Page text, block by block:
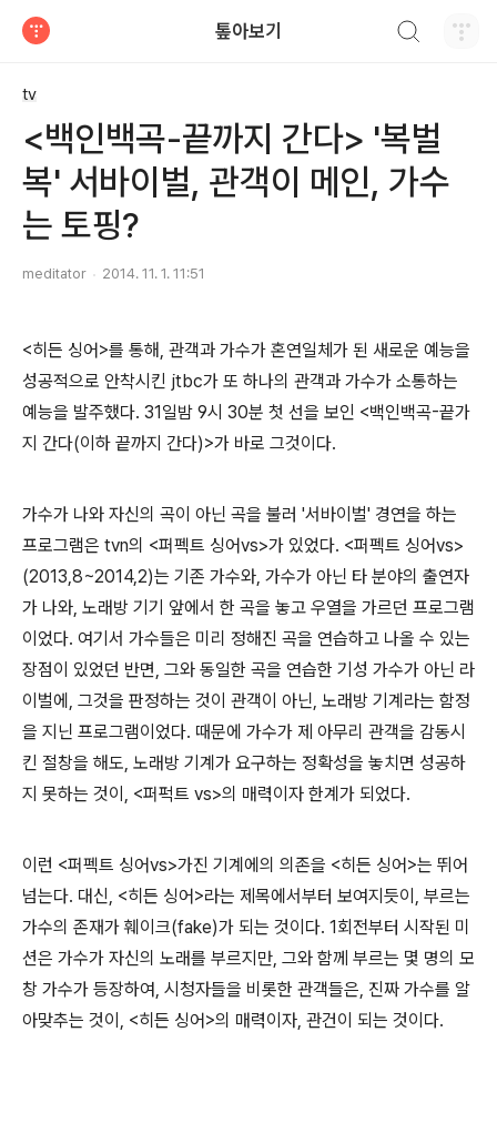
톺아보기
tv
<백인백곡-끝까지 간다> '복벌
복' 서바이벌, 관객이 메인, 가수
는 토핑?
meditator 2014. 11. 1. 11:51
<히든 싱어>를 통해, 관객과 가수가 혼연일체가 된 새로운 예능을
성공적으로 안착시킨 jtbc가 또 하나의 관객과 가수가 소통하는
예능을 발주했다. 31일밤 9시 30분 첫 선을 보인 <백인백곡-끝가
지 간다(이하 끝까지 간다)>가 바로 그것이다.
가수가 나와 자신의 곡이 아닌 곡을 불러 '서바이벌' 경연을 하는
프로그램은 tvn의 <퍼펙트 싱어vs>가 있었다. <퍼펙트 싱어vs>
(2013,8~2014,2)는 기존 가수와, 가수가 아닌 타 분야의 출연자
가 나와, 노래방 기기 앞에서 한 곡을 놓고 우열을 가르던 프로그램
이었다. 여기서 가수들은 미리 정해진 곡을 연습하고 나올 수 있는
장점이 있었던 반면, 그와 동일한 곡을 연습한 기성 가수가 아닌 라
이벌에, 그것을 판정하는 것이 관객이 아닌, 노래방 기계라는 함정
을 지닌 프로그램이었다. 때문에 가수가 제 아무리 관객을 감동시
킨 절창을 해도, 노래방 기계가 요구하는 정확성을 놓치면 성공하
지 못하는 것이, <퍼퍽트 vs>의 매력이자 한계가 되었다.
이런 <퍼펙트 싱어vs>가진 기계에의 의존을 <히든 싱어>는 뛰어
넘는다. 대신, <히든 싱어>라는 제목에서부터 보여지듯이, 부르는
가수의 존재가 훼이크(fake)가 되는 것이다. 1회전부터 시작된 미
션은 가수가 자신의 노래를 부르지만, 그와 함께 부르는 몇 명의 모
창 가수가 등장하여, 시청자들을 비롯한 관객들은, 진짜 가수를 알
아맞추는 것이, <히든 싱어>의 매력이자, 관건이 되는 것이다.